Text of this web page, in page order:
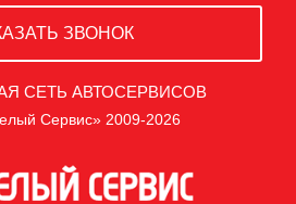
ЗВОНОК
СЕТЬ АВТОСЕРВИСОВ
Сервис» 2009-2026